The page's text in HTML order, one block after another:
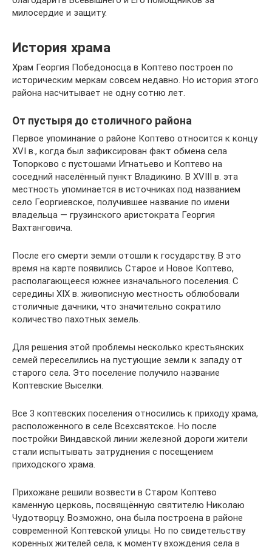
милосердие и защиту.
История храма
Храм Георгия Победоносца в Коптево построен по
историческим меркам совсем недавно. Но история этого
района насчитывает не одну сотню лет.
От пустыря до столичного района
Первое упоминание о районе Коптево относится к концу
XVI в., когда был зафиксирован факт обмена села
Топорково с пустошами Игнатьево и Коптево на
соседний населённый пункт Владикино. В XVIII в. эта
местность упоминается в источниках под названием
село Георгиевское, получившее название по имени
владельца — грузинского аристократа Георгия
Вахтанговича.
После его смерти земли отошли к государству. В это
время на карте появились Старое и Новое Коптево,
располагающееся южнее изначального поселения. С
середины XIX в. живописную местность облюбовали
столичные дачники, что значительно сократило
количество пахотных земель.
Для решения этой проблемы несколько крестьянских
семей переселились на пустующие земли к западу от
старого села. Это поселение получило название
Коптевские Выселки.
Все 3 коптевских поселения относились к приходу храма,
расположенного в селе Всехсвятское. Но после
постройки Виндавской линии железной дороги жители
стали испытывать затруднения с посещением
приходского храма.
Прихожане решили возвести в Старом Коптево
каменную церковь, посвящённую святителю Николаю
Чудотворцу. Возможно, она была построена в районе
современной Коптевской улицы. Но по свидетельству
коренных жителей села, к моменту вхождения села в